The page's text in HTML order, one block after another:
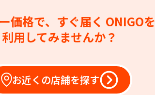
価格で、すぐ届く ONIGOを
利用してみませんか？
お近くの店舗を探す